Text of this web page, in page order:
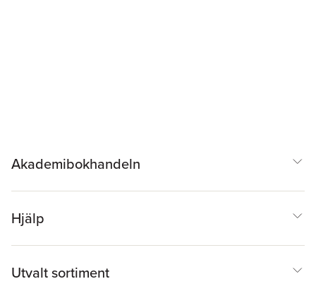
Akademibokhandeln
Hjälp
Utvalt sortiment